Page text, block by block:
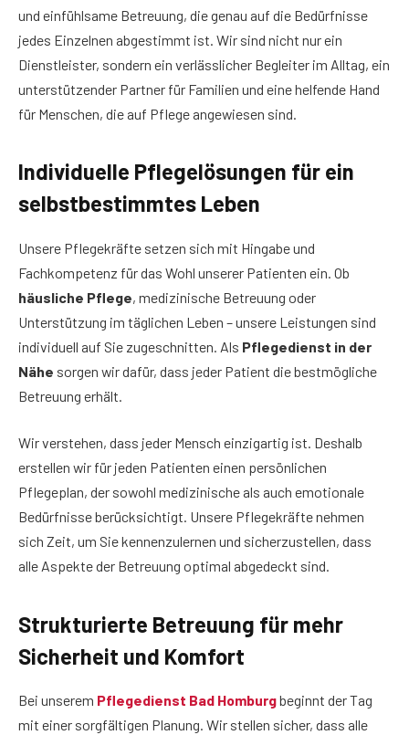
und einfühlsame Betreuung, die genau auf die Bedürfnisse
jedes Einzelnen abgestimmt ist. Wir sind nicht nur ein
Dienstleister, sondern ein verlässlicher Begleiter im Alltag, ein
unterstützender Partner für Familien und eine helfende Hand
für Menschen, die auf Pflege angewiesen sind.
Individuelle Pflegelösungen für ein
selbstbestimmtes Leben
Unsere Pflegekräfte setzen sich mit Hingabe und
Fachkompetenz für das Wohl unserer Patienten ein. Ob
häusliche Pflege, medizinische Betreuung oder
Unterstützung im täglichen Leben – unsere Leistungen sind
individuell auf Sie zugeschnitten. Als Pflegedienst in der
Nähe sorgen wir dafür, dass jeder Patient die bestmögliche
Betreuung erhält.
Wir verstehen, dass jeder Mensch einzigartig ist. Deshalb
erstellen wir für jeden Patienten einen persönlichen
Pflegeplan, der sowohl medizinische als auch emotionale
Bedürfnisse berücksichtigt. Unsere Pflegekräfte nehmen
sich Zeit, um Sie kennenzulernen und sicherzustellen, dass
alle Aspekte der Betreuung optimal abgedeckt sind.
Strukturierte Betreuung für mehr
Sicherheit und Komfort
Bei unserem Pflegedienst Bad Homburgbeginnt der Tag
mit einer sorgfältigen Planung. Wir stellen sicher, dass alle